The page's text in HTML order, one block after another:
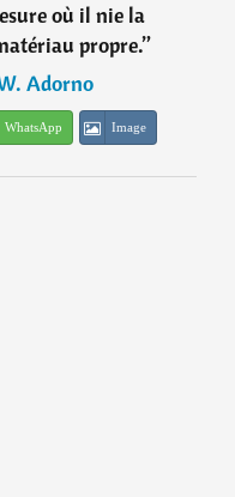
où il nie la
propre.”
Adorno
WhatsApp Image